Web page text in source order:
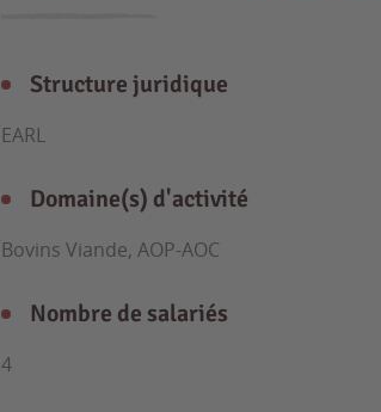
Structure juridique
EARL
Domaine(s) d'activité
Bovins Viande, AOP-AOC
Nombre de salariés
4